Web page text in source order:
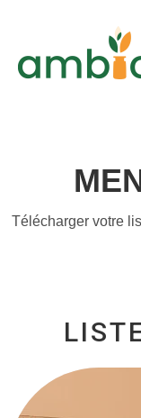
Télécharger votre